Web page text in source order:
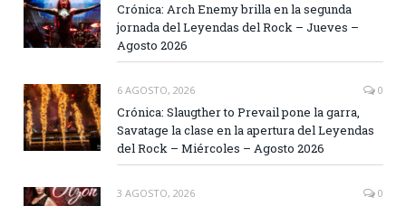
Crónica: Arch Enemy brilla en la segunda
jornada del Leyendas del Rock – Jueves –
Agosto 2026
6 AGOSTO, 2026 0
Crónica: Slaugther to Prevail pone la garra,
Savatage la clase en la apertura del Leyendas
del Rock – Miércoles – Agosto 2026
3 AGOSTO, 2026 0